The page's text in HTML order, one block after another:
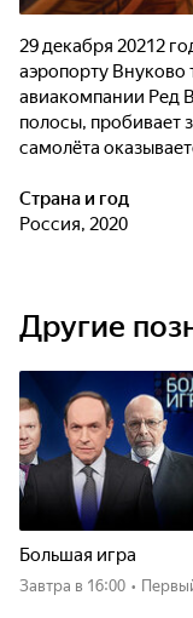
29 декабря 20212
аэропорту Внуково
авиакомпании Ред
полосы, пробивает
самолёта
Страна и год
Россия, 2020
Другие
Большая игра
Завтра в 16:00 •